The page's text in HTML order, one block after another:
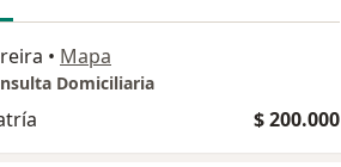
• Mapa
Domiciliaria
$ 200.000